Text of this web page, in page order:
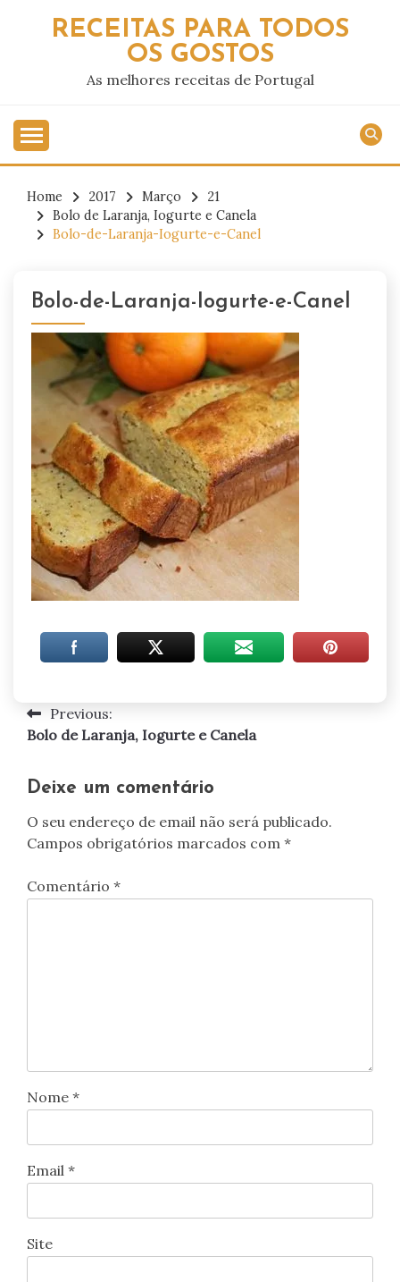
RECEITAS PARA TODOS
OS GOSTOS
As melhores receitas de Portugal
Home 2017 Março
21
Bolo de Laranja, Iogurte e Canela
Bolo-de-Laranja-Iogurte-e-Canel
Bolo-de-Laranja-Iogurte-e-Canel
Navegação
artigos
Previous:
Bolo de Laranja, Iogurte e Canela
Deixe um comentário
O seu endereço de email não será publicado.
Campos obrigatórios marcados com *
Comentário *
Nome *
Email *
Site